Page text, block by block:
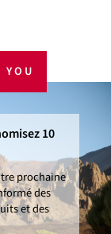
YOU
10
prochaine
des
et des